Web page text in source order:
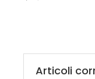
Articoli